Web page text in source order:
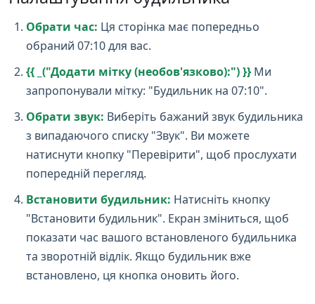
Обрати час: Ця сторінка має попередньо
обраний 07:10 для вас.
{{ _("Додати мітку (необов'язково):") }} Ми
запропонували мітку: "Будильник на 07:10".
Обрати звук: Виберіть бажаний звук будильника
з випадаючого списку "Звук". Ви можете
натиснути кнопку "Перевірити", щоб прослухати
попередній перегляд.
Встановити будильник: Натисніть кнопку
"Встановити будильник". Екран зміниться, щоб
показати час вашого встановленого будильника
та зворотній відлік. Якщо будильник вже
встановлено, ця кнопка оновить його.